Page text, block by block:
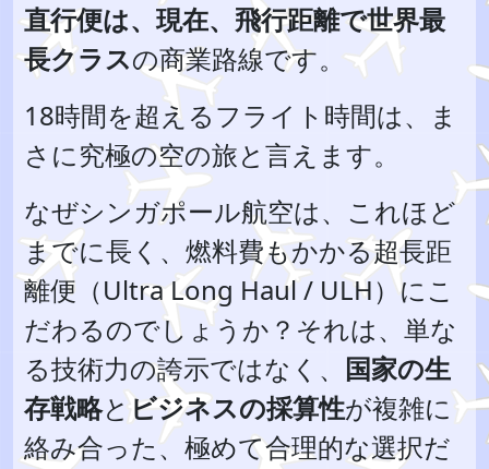
直行便は、現在、飛行距離で世界最
長クラスの商業路線です。
18時間を超えるフライト時間は、ま
さに究極の空の旅と言えます。
なぜシンガポール航空は、これほど
までに長く、燃料費もかかる超長距
離便（Ultra Long Haul / ULH）にこ
だわるのでしょうか？それは、単な
る技術力の誇示ではなく、 国家の生
存戦略と ビジネスの採算性が複雑に
絡み合った、極めて合理的な選択だ